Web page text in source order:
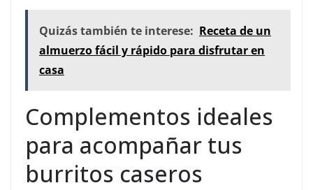
Quizás también te interese: Receta de un
almuerzo fácil y rápido para disfrutar en
casa
Complementos ideales
para acompañar tus
burritos caseros